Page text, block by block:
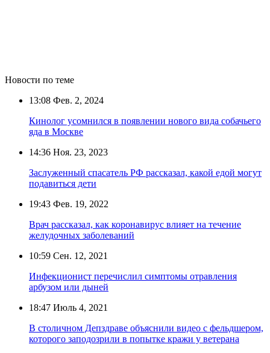
Новости по теме
13:08 Фев. 2, 2024
Кинолог усомнился в появлении нового вида собачьего
яда в Москве
14:36 Ноя. 23, 2023
Заслуженный спасатель РФ рассказал, какой едой могут
подавиться дети
19:43 Фев. 19, 2022
Врач рассказал, как коронавирус влияет на течение
желудочных заболеваний
10:59 Сен. 12, 2021
Инфекционист перечислил симптомы отравления
арбузом или дыней
18:47 Июль 4, 2021
В столичном Депздраве объяснили видео с фельдшером,
которого заподозрили в попытке кражи у ветерана